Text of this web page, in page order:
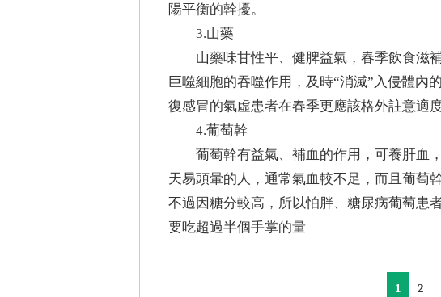
陽平衡的幹擾。
3.山藥
山藥味甘性平、健脾益氣，春季飲食滋
巨噬細胞的吞噬作用，及時“消滅”入侵體內
復感冒的氣虛患者在春季更應該格外註意適
4.葡萄幹
葡萄幹有益氣、補血的作用，可養肝血
天易頭暈的人，通常氣血較不足，而且葡萄
不過因糖分較高，所以怕胖、糖尿病葡萄患
要吃超過半個手掌的量
1 2